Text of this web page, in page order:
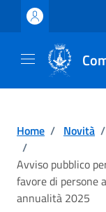
Vai ai contenuti
Vai al footer
Home / Novità /
/
Avviso pubblico
favore di persone
annualità 2025